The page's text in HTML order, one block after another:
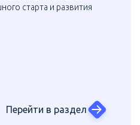
старта и развития
Перейти в раздел